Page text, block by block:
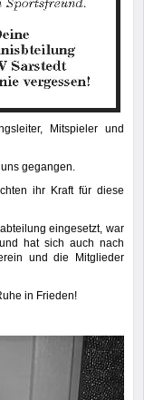
Mitspieler und
gegangen.
ihr Kraft für diese
eingesetzt, war
hat sich auch nach
und die Mitglieder
in Frieden!